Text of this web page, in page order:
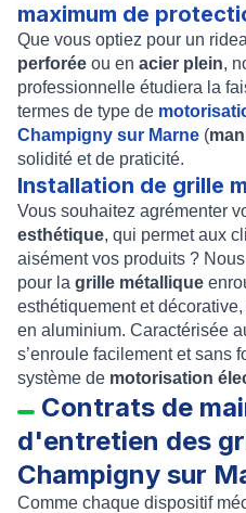
maximum de
Que vous optiez pour un
perforée ou en acier plein,
professionnelle étudiera la
termes de type de
Champigny sur Marne (
solidité et de praticité.
Installation de grille
Vous souhaitez agrémenter
esthétique, qui permet aux
aisément vos produits ?
pour la grille métallique
esthétiquement et
en aluminium. Caractérisée
s’enroule facilement et sans
système de motorisation
Contrats de
d'entretien des
Champigny sur
Comme chaque dispositif